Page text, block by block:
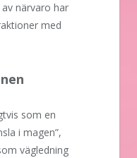
närvaro har
med
som en
i magen”,
vägledning